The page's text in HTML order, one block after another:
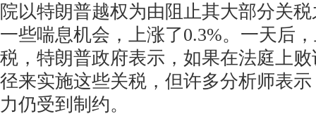
院以特朗普越权为由阻止其大部分关
一些喘息机会，上涨了0.3%。一天后
税，特朗普政府表示，如果在法庭上
径来实施这些关税，但许多分析师表
力仍受到制约。